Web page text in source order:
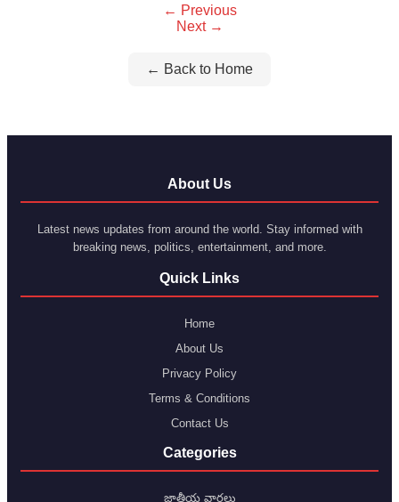
← Previous
Next →
← Back to Home
About Us
Latest news updates from around the world. Stay informed with
breaking news, politics, entertainment, and more.
Quick Links
Home
About Us
Privacy Policy
Terms & Conditions
Contact Us
Categories
జాతీయ వార్తలు